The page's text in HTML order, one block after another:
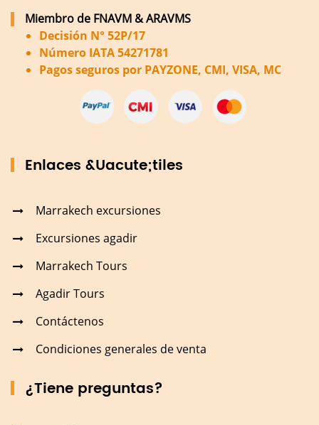
Miembro de FNAVM & ARAVMS
Decisión N° 52P/17
Número IATA 54271781
Pagos seguros por PAYZONE, CMI, VISA, MC
Enlaces &Uacute;tiles
Marrakech excursiones
Excursiones agadir
Marrakech Tours
Agadir Tours
Contáctenos
Condiciones generales de venta
¿Tiene preguntas?